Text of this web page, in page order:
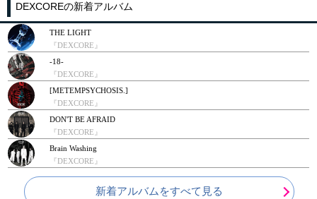
DEXCOREの新着アルバム
THE LIGHT
『DEXCORE』
-18-
『DEXCORE』
[METEMPSYCHOSIS.]
『DEXCORE』
DON'T BE AFRAID
『DEXCORE』
Brain Washing
『DEXCORE』
新着アルバムをすべて見る